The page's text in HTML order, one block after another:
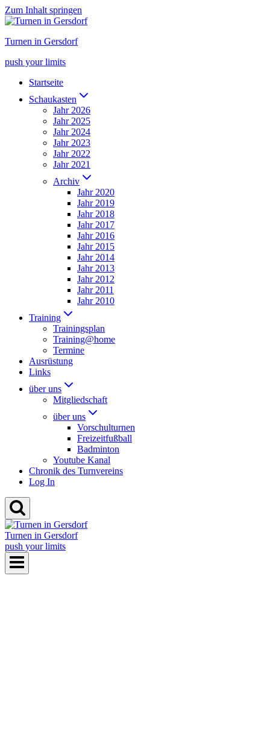
Zum Inhalt springen
Turnen in Gersdorf
push your limits
Startseite
Schaukasten
Jahr 2026
Jahr 2025
Jahr 2024
Jahr 2023
Jahr 2022
Jahr 2021
Archiv
Jahr 2020
Jahr 2019
Jahr 2018
Jahr 2017
Jahr 2016
Jahr 2015
Jahr 2014
Jahr 2013
Jahr 2012
Jahr 2011
Jahr 2010
Training
Trainingsplan
Training@home
Termine
Ausrüstung
Links
über uns
Mitgliedschaft
über uns
Vorschulturnen
Freizeitfußball
Badminton
Youtube Kanal
Chronik des Turnvereins
Log In
Turnen in Gersdorf
push your limits